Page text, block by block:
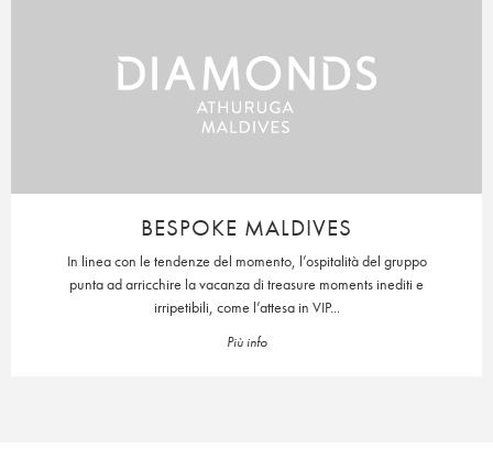
BESPOKE MALDIVES
In linea con le tendenze del momento, l’ospitalità del gruppo
punta ad arricchire la vacanza di treasure moments inediti e
irripetibili, come l’attesa in VIP...
Più info